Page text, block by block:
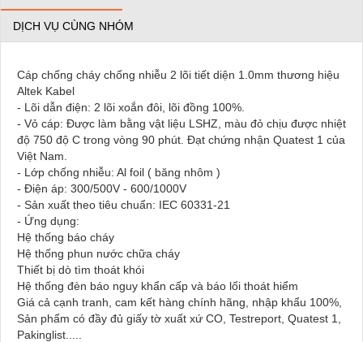
DỊCH VỤ CÙNG NHÓM
Cáp chống cháy chống nhiễu 2 lõi tiết diện 1.0mm thương hiệu
Altek Kabel
- Lõi dẫn điện: 2 lõi xoắn đôi, lõi đồng 100%.
- Vỏ cáp: Được làm bằng vật liệu LSHZ, màu đỏ chịu được nhiệt
độ 750 độ C trong vòng 90 phút. Đạt chứng nhận Quatest 1 của
Việt Nam.
- Lớp chống nhiễu: Al foil ( băng nhôm )
- Điện áp: 300/500V - 600/1000V
- Sản xuất theo tiêu chuẩn: IEC 60331-21
- Ứng dụng:
Hệ thống báo cháy
Hệ thống phun nước chữa cháy
Thiết bị dò tìm thoát khói
Hệ thống đèn báo nguy khẩn cấp và báo lối thoát hiểm
Giá cả cạnh tranh, cam kết hàng chính hãng, nhập khẩu 100%,
Sản phẩm có đầy đủ giấy tờ xuất xứ CO, Testreport, Quatest 1,
Pakinglist.....